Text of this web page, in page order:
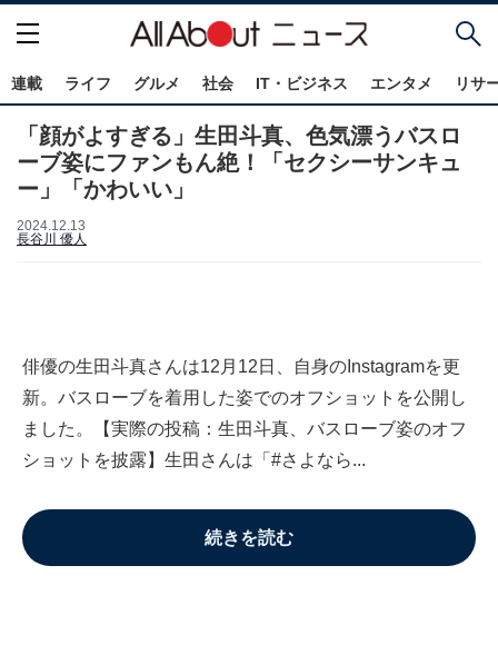
連載 ライフ グルメ 社会 IT・ビジネス エンタメ リサ
「顔がよすぎる」生田斗真、色気漂うバスロ
ーブ姿にファンもん絶！「セクシーサンキュ
ー」「かわいい」
2024.12.13
長谷川 優人
俳優の生田斗真さんは12月12日、自身のInstagramを更
新。バスローブを着用した姿でのオフショットを公開し
ました。【実際の投稿：生田斗真、バスローブ姿のオフ
ショットを披露】生田さんは「#さよなら...
続きを読む